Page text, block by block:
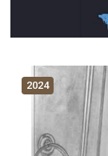
2024